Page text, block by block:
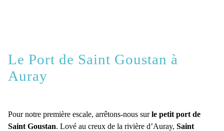
Le Port de Saint Goustan à
Auray
Pour notre première escale, arrêtons-nous surle petit port de
Saint Goustan. Lové au creux de la rivière d’Auray, Saint